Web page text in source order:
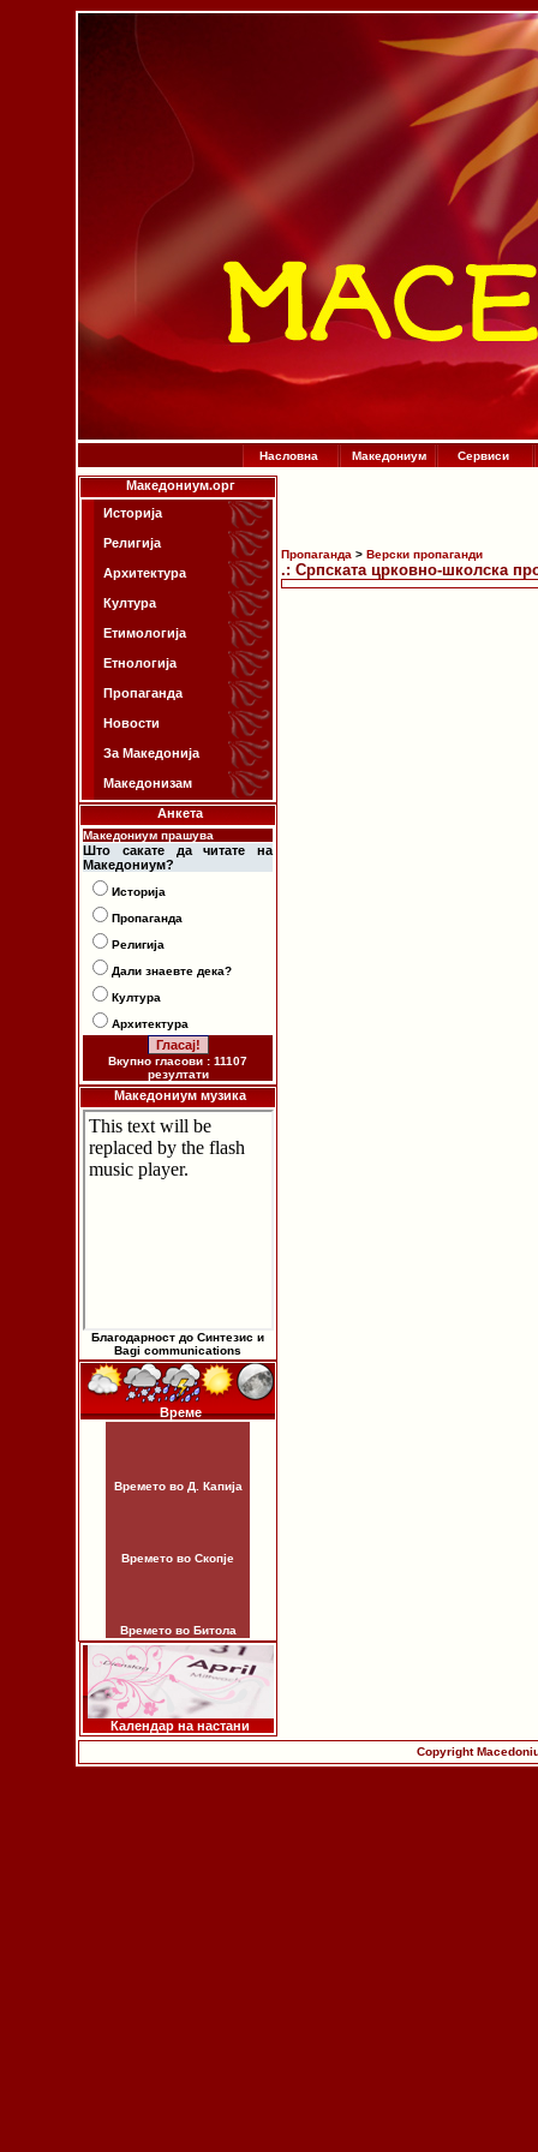
Насловна Македониум Сервиси
Македониум.орг
Историја
Религија
Архитектура
Култура
Етимологија
Етнологија
Пропаганда
Новости
За Македонија
Македонизам
Анкета
Македониум прашува
Што сакате да читате на
Македониум?
Историја
Пропаганда
Религија
Дали знаевте дека?
Култура
Архитектура
Вкупно гласови : 11107
резултати
Македониум музика
Благодарност до Синтезис и
Bagi communications
Време
Времето во Д. Капија
Времето во Скопје
Времето во Битола
Календар на настани
Пропаганда > Верски пропаганди
.: Српската црковно-школска
Copyright